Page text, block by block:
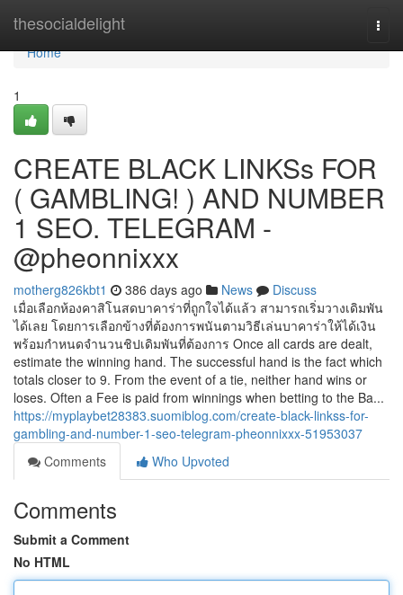
thesocialdelight
Home
Home
1
CREATE BLACK LINKSs FOR
( GAMBLING! ) AND NUMBER
1 SEO. TELEGRAM -
@pheonnixxx
motherg826kbt1 386 days ago News
Discuss
เมื่อเลือกห้องคาสิโนสดบาคาร่าที่ถูกใจได้แล้ว สามารถเริ่มวางเดิมพัน
ได้เลย โดยการเลือกข้างที่ต้องการพนันตามวิธีเล่นบาคาร่าให้ได้เงิน
พร้อมกำหนดจำนวนชิปเดิมพันที่ต้องการ Once all cards are dealt,
estimate the winning hand. The successful hand is the fact which
totals closer to 9. From the event of a tie, neither hand wins or
loses. Often a Fee is paid from winnings when betting to the Ba...
https://myplaybet28383.suomiblog.com/create-black-linkss-for-
gambling-and-number-1-seo-telegram-pheonnixxx-51953037
Comments
Who Upvoted
Comments
Submit a Comment
No HTML